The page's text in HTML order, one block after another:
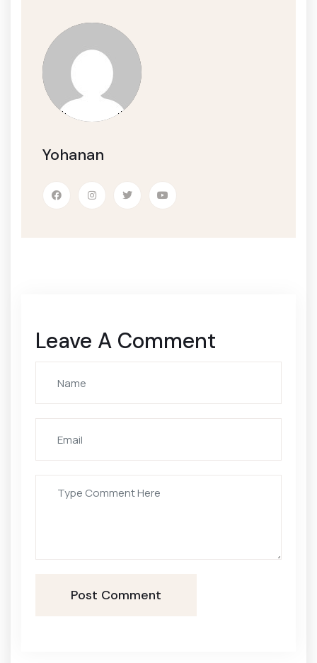
Yohanan
Leave A Comment
Post Comment